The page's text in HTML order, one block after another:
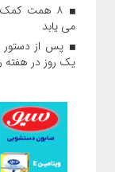
۸ همت
می یابد
پس از دستور
یک روز در هفته